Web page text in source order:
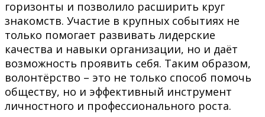
горизонты и позволило расширить круг
знакомств. Участие в крупных событиях не
только помогает развивать лидерские
качества и навыки организации, но и даёт
возможность проявить себя. Таким образом,
волонтёрство – это не только способ помочь
обществу, но и эффективный инструмент
личностного и профессионального роста.